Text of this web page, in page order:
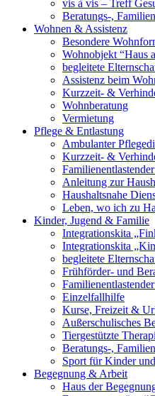
vis à vis – Treff
Beratungs-,
Wohnen & Assistenz
Besondere
Wohnobjekt “Haus
begleitete
Assistenz beim
Kurzzeit- &
Wohnberatung
Vermietung
Pflege & Entlastung
Ambulanter
Kurzzeit- &
Anleitung zur
Haushaltsnahe
Leben, wo ich zu
Kinder, Jugend & Familie
Integrationskita
Integrationskita
begleitete
Frühförder- und
Einzelfallhilfe
Kurse, Freizeit &
Außerschulisches
Tiergestützte
Beratungs-,
Sport für Kinder
Begegnung & Arbeit
Haus der